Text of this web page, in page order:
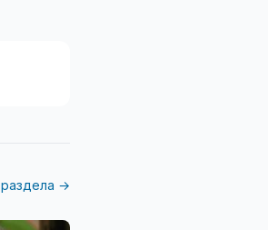
раздела →